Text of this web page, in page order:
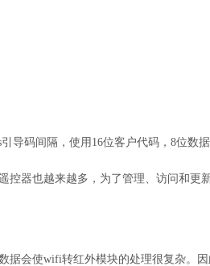
导码间隔，使用16位客户代码，8位数
控器也越来越多，为了管理、访问和
据会使wifi转红外模块的处理很复杂。